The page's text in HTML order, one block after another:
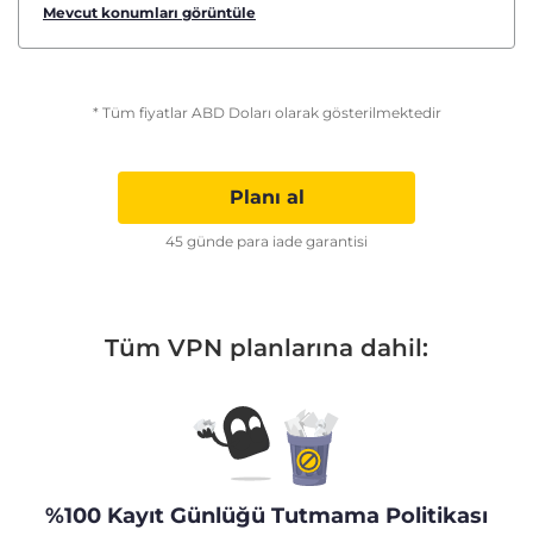
Mevcut konumları görüntüle
* Tüm fiyatlar ABD Doları olarak gösterilmektedir
Planı al
45 günde para iade garantisi
Tüm VPN planlarına dahil:
%100 Kayıt Günlüğü Tutmama Politikası